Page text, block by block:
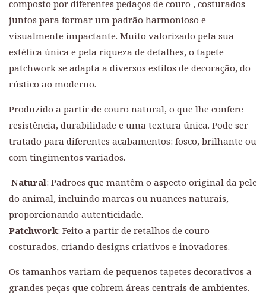
composto por diferentes pedaços de couro , costurados
juntos para formar um padrão harmonioso e
visualmente impactante. Muito valorizado pela sua
estética única e pela riqueza de detalhes, o tapete
patchwork se adapta a diversos estilos de decoração, do
rústico ao moderno.
Produzido a partir de couro natural, o que lhe confere
resistência, durabilidade e uma textura única. Pode ser
tratado para diferentes acabamentos: fosco, brilhante ou
com tingimentos variados.
Natural: Padrões que mantêm o aspecto original da pele
do animal, incluindo marcas ou nuances naturais,
proporcionando autenticidade.
Patchwork: Feito a partir de retalhos de couro
costurados, criando designs criativos e inovadores.
Os tamanhos variam de pequenos tapetes decorativos a
grandes peças que cobrem áreas centrais de ambientes.